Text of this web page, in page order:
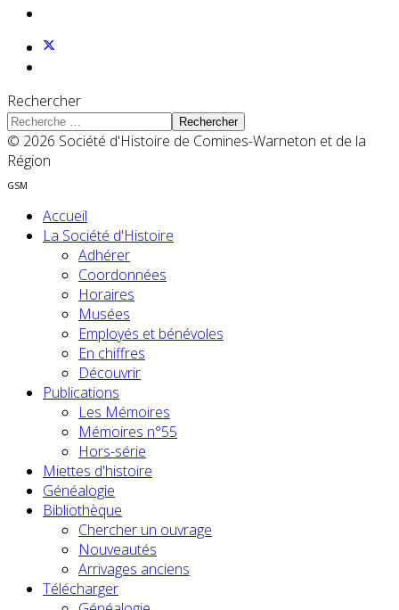
Rechercher
Rechercher
© 2026 Société d'Histoire de Comines-Warneton et de la
Région
GSM
Accueil
La Société d'Histoire
Adhérer
Coordonnées
Horaires
Musées
Employés et bénévoles
En chiffres
Découvrir
Publications
Les Mémoires
Mémoires n°55
Hors-série
Miettes d'histoire
Généalogie
Bibliothèque
Chercher un ouvrage
Nouveautés
Arrivages anciens
Télécharger